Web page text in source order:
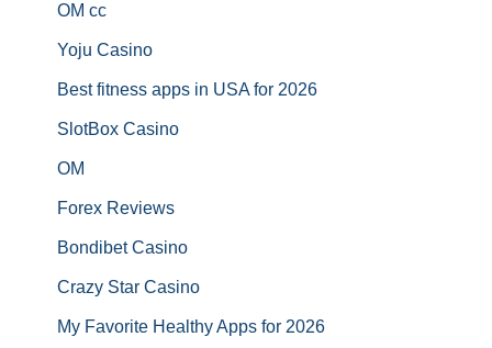
OM cc
Yoju Casino
Best fitness apps in USA for 2026
SlotBox Casino
OM
Forex Reviews
Bondibet Casino
Crazy Star Casino
My Favorite Healthy Apps for 2026